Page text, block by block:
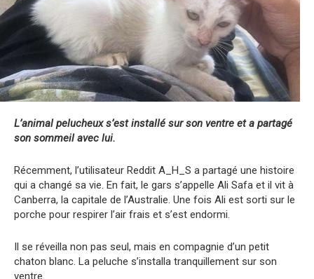
L’animal pelucheux s’est installé sur son ventre et a partagé
son sommeil avec lui.
Récemment, l’utilisateur Reddit A_H_S a partagé une histoire
qui a changé sa vie. En fait, le gars s’appelle Ali Safa et il vit à
Canberra, la capitale de l’Australie. Une fois Ali est sorti sur le
porche pour respirer l’air frais et s’est endormi.
Il se réveilla non pas seul, mais en compagnie d’un petit
chaton blanc. La peluche s’installa tranquillement sur son
ventre.